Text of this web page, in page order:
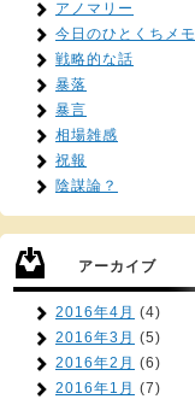
アノマリー
今日のひとくちメモ
戦略的な話
暴落
暴言
相場雑感
祝報
陰謀論？
アーカイブ
2016年4月 (4)
2016年3月 (5)
2016年2月 (6)
2016年1月 (7)